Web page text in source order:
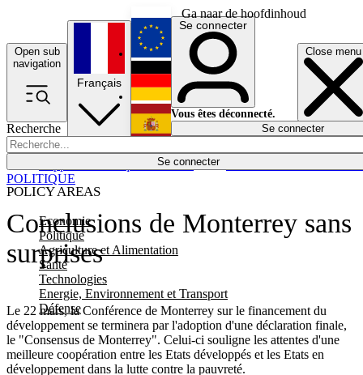
Ga naar de hoofdinhoud
Open sub
navigation
Close menu
Recherche
Se connecter
POLICY AREAS
Economie
Politique
Agriculture et Alimentation
Santé
Technologies
Energie, Environnement et Transport
Défense
Économie
Français
English
Deutsch
Español
Se connecter
Vous êtes déconnecté.
Se connecter
Conclusions de Monterrey sans
surprises
Le 22 mars, la Conférence de Monterrey sur le financement du
développement se terminera par l'adoption d'une déclaration finale,
le "Consensus de Monterrey". Celui-ci souligne les attentes d'une
meilleure coopération entre les Etats développés et les Etats en
développement dans la lutte contre la pauvreté.
POLITIQUE